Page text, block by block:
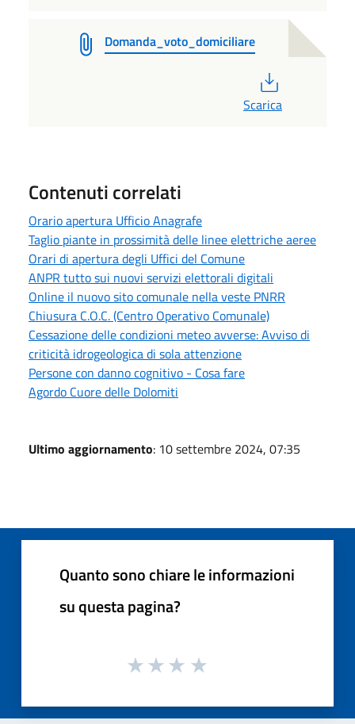
Domanda_voto_domiciliare
Scarica
Contenuti correlati
Orario apertura Ufficio Anagrafe
Taglio piante in prossimità delle linee elettriche aeree
Orari di apertura degli Uffici del Comune
ANPR tutto sui nuovi servizi elettorali digitali
Online il nuovo sito comunale nella veste PNRR
Chiusura C.O.C. (Centro Operativo Comunale)
Cessazione delle condizioni meteo avverse: Avviso di
criticità idrogeologica di sola attenzione
Persone con danno cognitivo - Cosa fare
Agordo Cuore delle Dolomiti
Ultimo aggiornamento: 10 settembre 2024, 07:35
Quanto sono chiare le informazioni
su questa pagina?